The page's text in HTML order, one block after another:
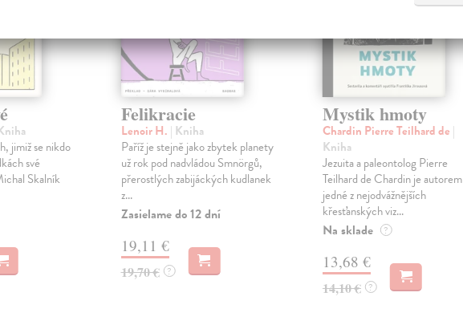
jimiž se nikdo
své
Skalník
Felikracie
Lenoir H. | Kniha
Paříž je stejně jako zbytek planety
už rok pod nadvládou Smnörgů,
přerostlých zabijáckých kudlanek
z...
Zasielame do 12 dní
19,11 €
19,70 € ?
Mystik hmoty
Chardin Pierre Teilhard de |
Kniha
Jezuita a paleontolog Pierre
Teilhard de Chardin je autorem
jedné z nejodvážnějších
křesťanských viz...
Na sklade ?
13,68 €
14,10 € ?